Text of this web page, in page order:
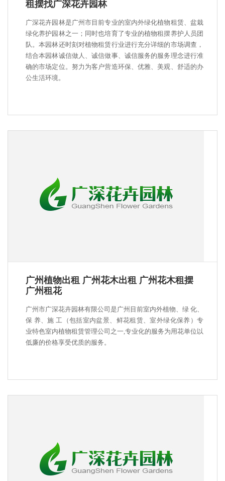
租摆找广深花卉园林
广深花卉园林是广州市目前专业的室内外绿化植物租赁、盆栽
绿化养护园林之一；同时也培育了专业的植物租摆养护人员团
队。本园林还时刻对植物租赁行业进行充分详细的市场调查，
结合本园林诚信做人、诚信做事、诚信服务的服务理念进行准
确的市场定位。努力为客户营造环保、优雅、美观、舒适的办
公生活环境。
广州植物出租 广州花木出租 广州花木租摆
广州租花
广州市广深花卉园林有限公司是广州目前室内外植物、绿 化、
保 养、施 工（包括室内盆景、鲜花租赁、室外绿化保养）专
业特色室内植物租赁管理公司之一,专业化的服务为用花单位以
低廉的价格享受优质的服务。